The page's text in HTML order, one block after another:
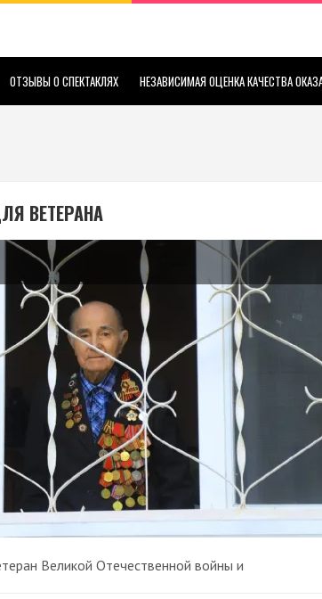
ОТЗЫВЫ О СПЕКТАКЛЯХ НЕЗАВИСИМАЯ ОЦЕНКА КАЧЕСТВА
ВЕТЕРАНА
Великой Отечественной войны и